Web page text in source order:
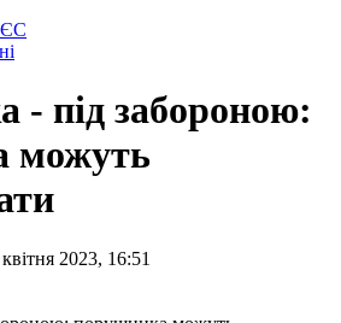
ЄС
- під забороною:
можуть
2023, 16:51